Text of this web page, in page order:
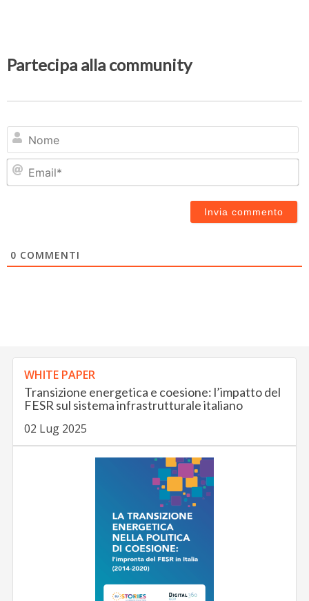
Partecipa alla community
0 COMMENTI
WHITE PAPER
Transizione energetica e coesione: l’impatto del
FESR sul sistema infrastrutturale italiano
02 Lug 2025